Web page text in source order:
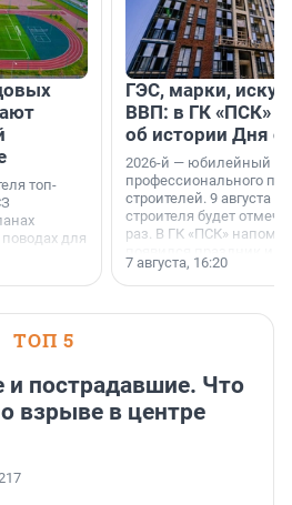
топ-
для
ГЭС, марки,
ВВП: в ГК «ПСК»
об истории Дня
2026-й — юбилейный
профессионального
строителей. 9 августа
строителя будет
раз. В ГК «ПСК»
поменялась роль
7 августа, 16:20
ТОП 5
и пострадавшие. Что
взрыве в центре